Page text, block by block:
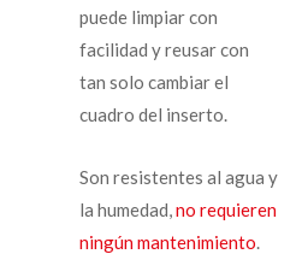
puede limpiar con
facilidad y reusar con
tan solo cambiar el
cuadro del inserto.
Son resistentes al agua y
la humedad,no requieren
ningún mantenimiento.